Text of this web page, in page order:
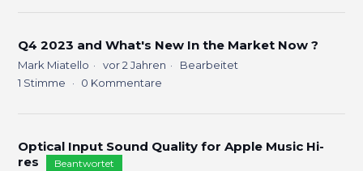
Q4 2023 and What's New In the Market Now ?
Mark Miatello vor 2 Jahren
Bearbeitet
1 Stimme 0 Kommentare
Optical Input Sound Quality for Apple Music Hi-
res
Beantwortet